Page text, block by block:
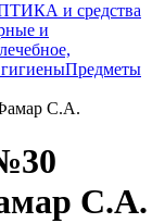
и средства
и
Предметы
С.А.
С.А.